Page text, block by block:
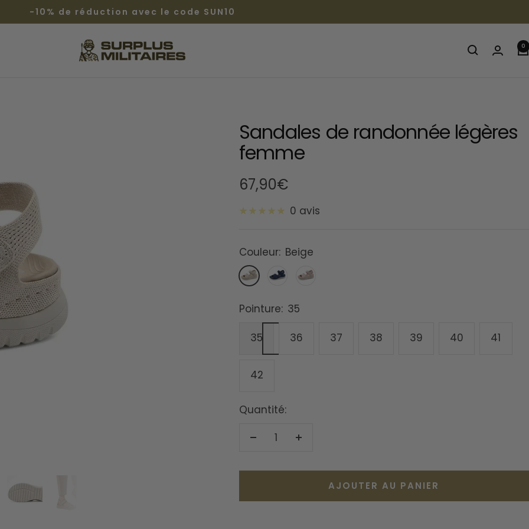
-10% de réduction avec le code SUN10
Surplus
Militaires®
0
Sandales de randonnée légères
femme
Prix
de
67,90€
0 avis
Couleur: Beige
Beige Bleu Rose
Pointure: 35
35 36 37 38 39 40 41
42
Quantité:
Réduire
Augmenter
quantitéAJOUTER AU PANIER